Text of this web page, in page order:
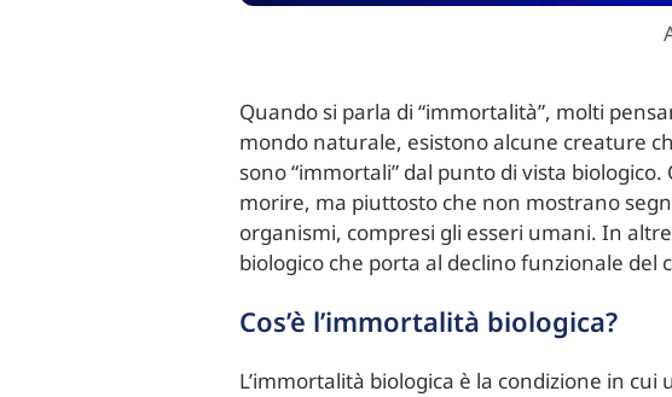
Quando si parla di “immortalità”, molti
mondo naturale, esistono alcune creature
sono “immortali” dal punto di vista
morire, ma piuttosto che non mostrano
organismi, compresi gli esseri umani. In
biologico che porta al declino funzionale del
Cos’è l’immortalità biologica?
L’immortalità biologica è la condizione in